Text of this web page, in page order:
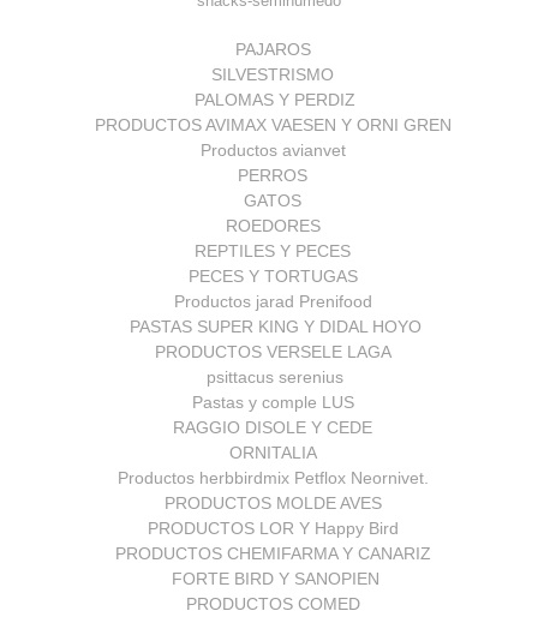
PAJAROS
SILVESTRISMO
PALOMAS Y PERDIZ
PRODUCTOS AVIMAX VAESEN Y ORNI GREN
Productos avianvet
PERROS
GATOS
ROEDORES
REPTILES Y PECES
PECES Y TORTUGAS
Productos jarad Prenifood
PASTAS SUPER KING Y DIDAL HOYO
PRODUCTOS VERSELE LAGA
psittacus serenius
Pastas y comple LUS
RAGGIO DISOLE Y CEDE
ORNITALIA
Productos herbbirdmix Petflox Neornivet.
PRODUCTOS MOLDE AVES
PRODUCTOS LOR Y Happy Bird
PRODUCTOS CHEMIFARMA Y CANARIZ
FORTE BIRD Y SANOPIEN
PRODUCTOS COMED